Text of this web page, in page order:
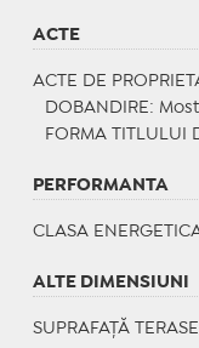
ACTE
ACTE DE
DOBANDIRE :
FORMA TITLULUI
PERFORMANTA
CLASA
ALTE DIMENSIUNI
SUPRAFAȚĂ